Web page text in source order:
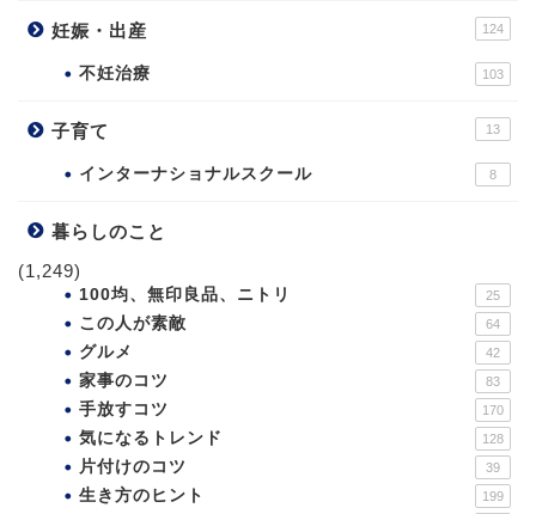
妊娠・出産 124
不妊治療 103
子育て 13
インターナショナルスクール 8
暮らしのこと
(1,249)
100均、無印良品、ニトリ 25
この人が素敵 64
グルメ 42
家事のコツ 83
手放すコツ 170
気になるトレンド 128
片付けのコツ 39
生き方のヒント 199